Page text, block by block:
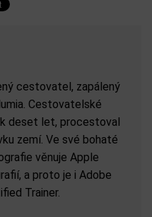
cestovatel, zapálený
Cestovatelské
deset let, procestoval
zemí. Ve své bohaté
věnuje Apple
a proto je i Adobe
Trainer.